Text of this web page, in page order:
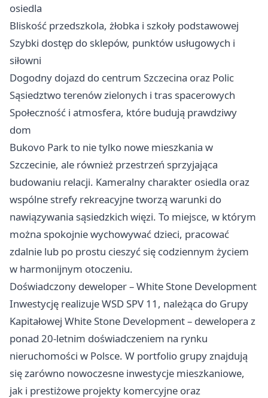
osiedla
Bliskość przedszkola, żłobka i szkoły podstawowej
Szybki dostęp do sklepów, punktów usługowych i
siłowni
Dogodny dojazd do centrum Szczecina oraz Polic
Sąsiedztwo terenów zielonych i tras spacerowych
Społeczność i atmosfera, które budują prawdziwy
dom
Bukovo Park to nie tylko nowe mieszkania w
Szczecinie, ale również przestrzeń sprzyjająca
budowaniu relacji. Kameralny charakter osiedla oraz
wspólne strefy rekreacyjne tworzą warunki do
nawiązywania sąsiedzkich więzi. To miejsce, w którym
można spokojnie wychowywać dzieci, pracować
zdalnie lub po prostu cieszyć się codziennym życiem
w harmonijnym otoczeniu.
Doświadczony deweloper – White Stone Development
Inwestycję realizuje WSD SPV 11, należąca do Grupy
Kapitałowej White Stone Development – dewelopera z
ponad 20-letnim doświadczeniem na rynku
nieruchomości w Polsce. W portfolio grupy znajdują
się zarówno nowoczesne inwestycje mieszkaniowe,
jak i prestiżowe projekty komercyjne oraz